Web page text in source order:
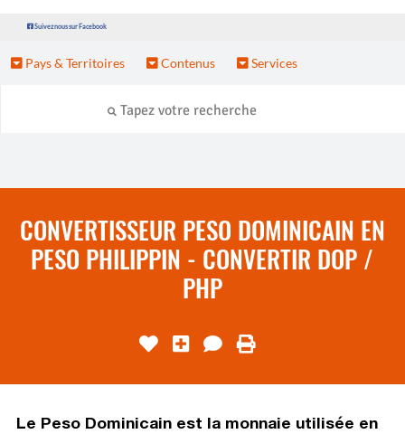
Suivez nous sur Facebook
Pays & Territoires Contenus Services
CONVERTISSEUR PESO DOMINICAIN EN
PESO PHILIPPIN - CONVERTIR DOP /
PHP
Le Peso Dominicain est la monnaie utilisée en